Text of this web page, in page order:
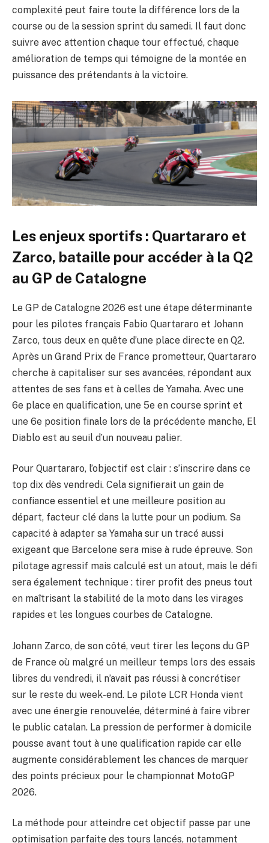
complexité peut faire toute la différence lors de la
course ou de la session sprint du samedi. Il faut donc
suivre avec attention chaque tour effectué, chaque
amélioration de temps qui témoigne de la montée en
puissance des prétendants à la victoire.
Les enjeux sportifs : Quartararo et
Zarco, bataille pour accéder à la Q2
au GP de Catalogne
Le GP de Catalogne 2026 est une étape déterminante
pour les pilotes français Fabio Quartararo et Johann
Zarco, tous deux en quête d’une place directe en Q2.
Après un Grand Prix de France prometteur, Quartararo
cherche à capitaliser sur ses avancées, répondant aux
attentes de ses fans et à celles de Yamaha. Avec une
6e place en qualification, une 5e en course sprint et
une 6e position finale lors de la précédente manche, El
Diablo est au seuil d’un nouveau palier.
Pour Quartararo, l’objectif est clair : s’inscrire dans ce
top dix dès vendredi. Cela signifierait un gain de
confiance essentiel et une meilleure position au
départ, facteur clé dans la lutte pour un podium. Sa
capacité à adapter sa Yamaha sur un tracé aussi
exigeant que Barcelone sera mise à rude épreuve. Son
pilotage agressif mais calculé est un atout, mais le défi
sera également technique : tirer profit des pneus tout
en maîtrisant la stabilité de la moto dans les virages
rapides et les longues courbes de Catalogne.
Johann Zarco, de son côté, veut tirer les leçons du GP
de France où malgré un meilleur temps lors des essais
libres du vendredi, il n’avait pas réussi à concrétiser
sur le reste du week-end. Le pilote LCR Honda vient
avec une énergie renouvelée, déterminé à faire vibrer
le public catalan. La pression de performer à domicile
pousse avant tout à une qualification rapide car elle
augmente considérablement les chances de marquer
des points précieux pour le championnat MotoGP
2026.
La méthode pour atteindre cet objectif passe par une
optimisation parfaite des tours lancés, notamment